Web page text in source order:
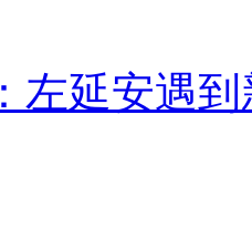
左延安遇